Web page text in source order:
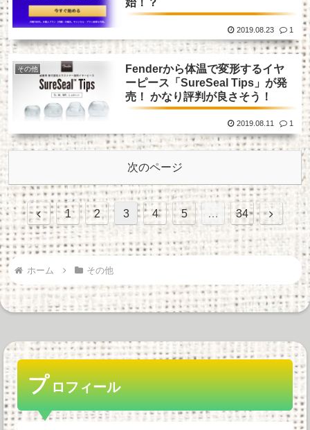
2019.08.23 1
その他
Fenderから体温で変形するイヤ
ーピース「SureSeal Tips」が発
売！ かなり評判が良さそう！
2019.08.11 1
次のページ
前
へ
1 2 3 4 5 … 34
次
へ
ホーム その他
プロフィール